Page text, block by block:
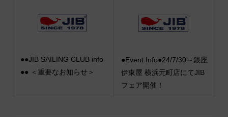
●●JIB SAILING CLUB info
●● ＜重要なお知らせ＞
●Event Info●24/7/30～銀座
伊東屋 横浜元町店にてJIB
フェア開催！